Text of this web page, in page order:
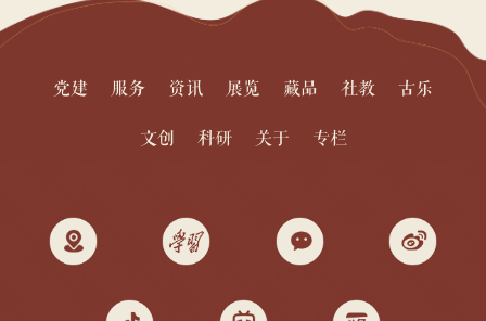
党建 服务 资讯 展览 藏品 社教 古乐
文创 科研 关于 专栏